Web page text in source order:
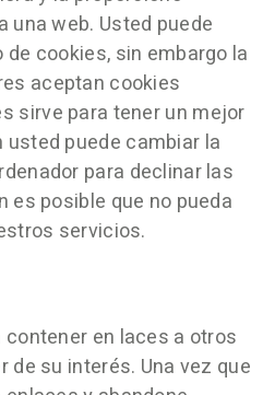
una web. Usted puede
cookies, sin embargo la
aceptan cookies
sirve para tener un mejor
puede cambiar la
para declinar las
es posible que no pueda
servicios.
en laces a otros
de su interés. Una vez que